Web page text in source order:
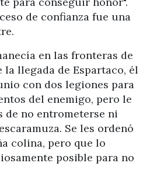
de confianza fue una
en las fronteras de
la llegada de Espartaco, él
con dos legiones para
del enemigo, pero le
de no entrometerse ni
Se les ordenó
colina, pero que lo
posible para no